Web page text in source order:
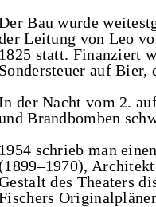
Bau wurde
Leitung von Leo
1825 statt. Finanziert
Sondersteuer auf Bier,
der Nacht vom 2.
Brandbomben
1954 schrieb man
des Theaters